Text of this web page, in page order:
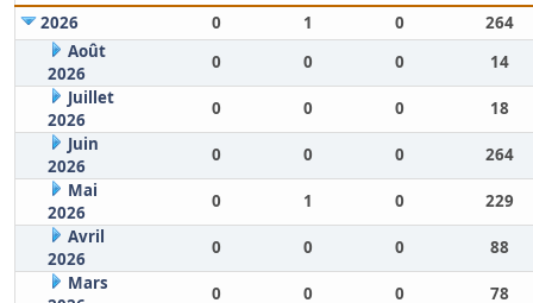
2026
0 1 0
264
Août
2026
0 0 0
14
Juillet
2026
0 0 0
18
Juin
2026
0 0 0
264
Mai
2026
0 1 0
229
Avril
2026
0 0 0
88
Mars
0 0 0 78